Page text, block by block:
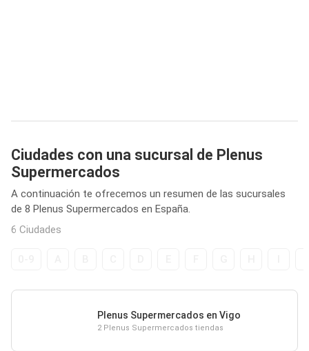
Ciudades con una sucursal de Plenus
Supermercados
A continuación te ofrecemos un resumen de las sucursales
de 8 Plenus Supermercados en España.
6 Ciudades
Plenus Supermercados en Vigo
2 Plenus Supermercados tiendas